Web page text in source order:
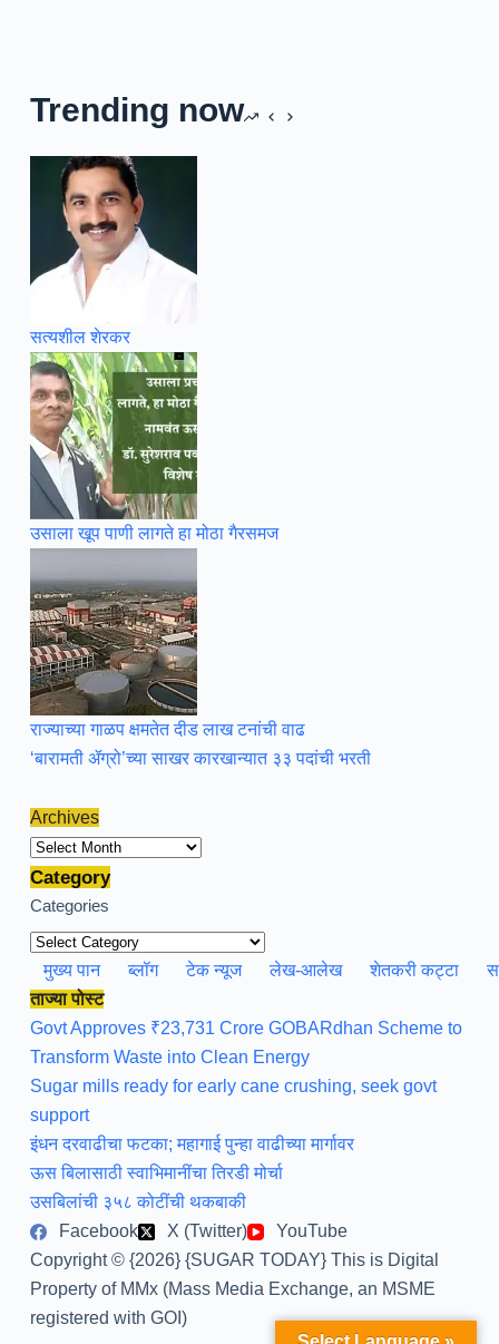
Trending now
सत्यशील शेरकर
उसाला खूप पाणी लागते हा मोठा गैरसमज
राज्याच्या गाळप क्षमतेत दीड लाख टनांची वाढ
‘बारामती ॲग्रो’च्या साखर कारखान्यात ३३ पदांची भरती
Archives
Archives
Category
Categories
मुख्य पान ब्लॉग टेक न्यूज लेख-आलेख शेतकरी कट्टा
ताज्या पोस्ट
Govt Approves ₹23,731 Crore GOBARdhan Scheme to
Transform Waste into Clean Energy
Sugar mills ready for early cane crushing, seek govt
support
इंधन दरवाढीचा फटका; महागाई पुन्हा वाढीच्या मार्गावर
ऊस बिलासाठी स्वाभिमानींचा तिरडी मोर्चा
उसबिलांची ३५८ कोटींची थकबाकी
Facebook
X (Twitter)
YouTube
Copyright © {2026} {SUGAR TODAY} This is Digital
Property of MMx (Mass Media Exchange, an MSME
registered with GOI)